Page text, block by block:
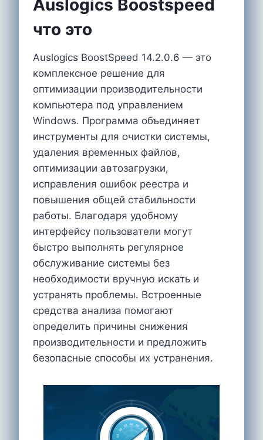
Auslogics Boostspeed
что это
Auslogics BoostSpeed 14.2.0.6 — это
комплексное решение для
оптимизации производительности
компьютера под управлением
Windows. Программа объединяет
инструменты для очистки системы,
удаления временных файлов,
оптимизации автозагрузки,
исправления ошибок реестра и
повышения общей стабильности
работы. Благодаря удобному
интерфейсу пользователи могут
быстро выполнять регулярное
обслуживание системы без
необходимости вручную искать и
устранять проблемы. Встроенные
средства анализа помогают
определить причины снижения
производительности и предложить
безопасные способы их устранения.